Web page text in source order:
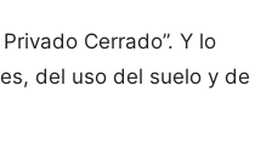
Cerrado”. Y lo
del uso del suelo y de